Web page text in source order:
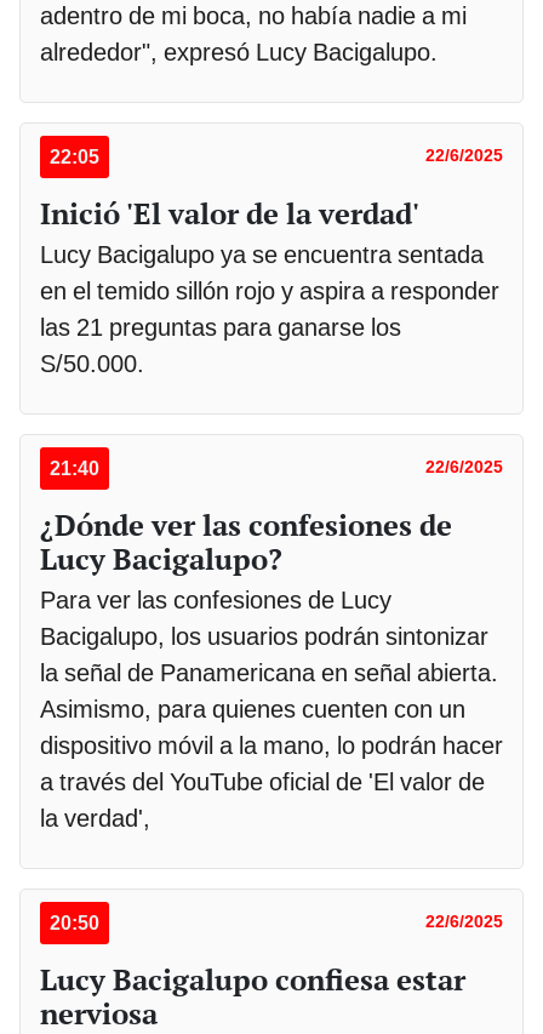
adentro de mi boca, no había nadie a mi
alrededor", expresó Lucy Bacigalupo.
22:05 22/6/2025
Inició 'El valor de la verdad'
Lucy Bacigalupo ya se encuentra sentada
en el temido sillón rojo y aspira a responder
las 21 preguntas para ganarse los
S/50.000.
21:40 22/6/2025
¿Dónde ver las confesiones de
Lucy Bacigalupo?
Para ver las confesiones de Lucy
Bacigalupo, los usuarios podrán sintonizar
la señal de Panamericana en señal abierta.
Asimismo, para quienes cuenten con un
dispositivo móvil a la mano, lo podrán hacer
a través del YouTube oficial de 'El valor de
la verdad',
20:50 22/6/2025
Lucy Bacigalupo confiesa estar
nerviosa